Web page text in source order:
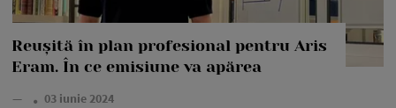
Reușită în plan profesional pentru Aris
Eram. În ce emisiune va apărea
— 03 iunie 2024